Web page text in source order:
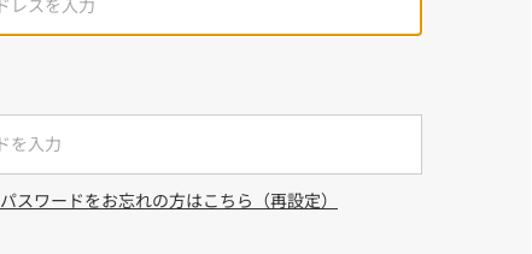
パスワードをお忘れの方はこちら（再設定）